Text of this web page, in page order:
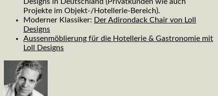
Projekte im Objekt-/Hotellerie-Bereich).
Moderner Klassiker: Der Adirondack Chair von Loll
Designs
Aussenmöblierung für die Hotellerie & Gastronomie mit
Loll Designs